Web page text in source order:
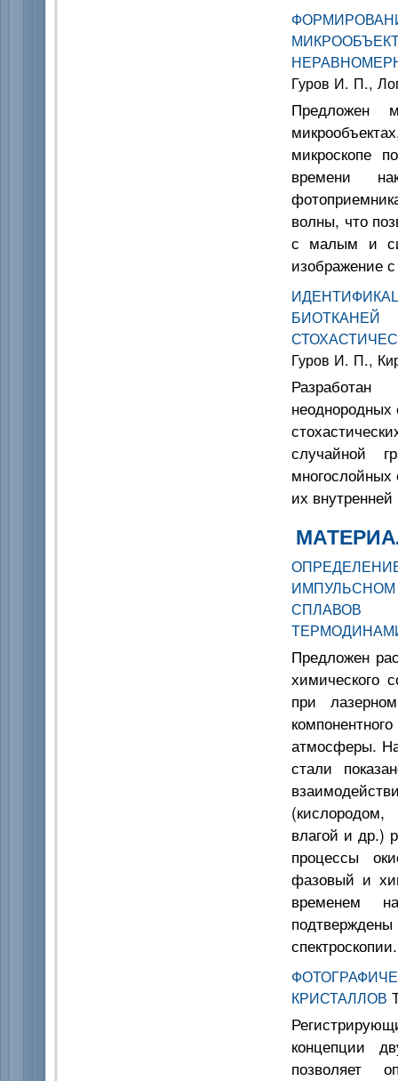
Гуров И. П.,
Предложен
микроскопе
времени
волны, что
с малым и
изображение
Гуров И. П.,
неоднородных
случайной
их
СПЛАВОВ
Предложен
химического
при
атмосферы. На
стали
влагой и др.)
процессы
фазовый и
временем
спектроскопии.
КРИСТАЛЛОВ
концепции
позволяет